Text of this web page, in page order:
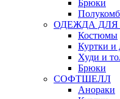
Брюки
ОДЕЖДА
Костюмы
Куртки и
Худи и
Брюки
СОФТШЕЛЛ
Анораки